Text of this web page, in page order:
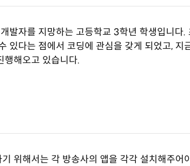
발자를 지망하는 고등학교 3학년 학생입니다.
있다는 점에서 코딩에 관심을 갖게 되었고, 지
행해오고 있습니다.
위해서는 각 방송사의 앱을 각각 설치해주어